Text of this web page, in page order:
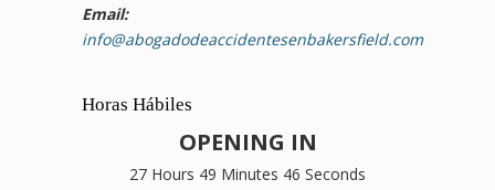
Email:
info@abogadodeaccidentesenbakersfield.com
Horas Hábiles
OPENING IN
27 Hours 49 Minutes 46 Seconds